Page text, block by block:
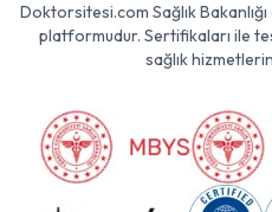
Doktorsitesi.com Sağlık
platformudur. Sertifikaları ile
sağlık